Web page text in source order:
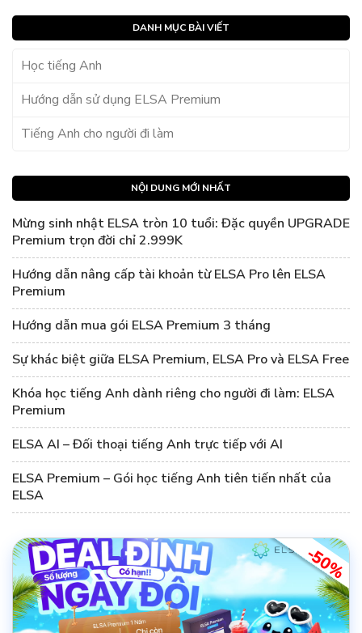
DANH MỤC BÀI VIẾT
Học tiếng Anh
Hướng dẫn sử dụng ELSA Premium
Tiếng Anh cho người đi làm
NỘI DUNG MỚI NHẤT
Mừng sinh nhật ELSA tròn 10 tuổi: Đặc quyền UPGRADE
Premium trọn đời chỉ 2.999K
Hướng dẫn nâng cấp tài khoản từ ELSA Pro lên ELSA
Premium
Hướng dẫn mua gói ELSA Premium 3 tháng
Sự khác biệt giữa ELSA Premium, ELSA Pro và ELSA Free
Khóa học tiếng Anh dành riêng cho người đi làm: ELSA
Premium
ELSA AI – Đối thoại tiếng Anh trực tiếp với AI
ELSA Premium – Gói học tiếng Anh tiên tiến nhất của
ELSA
-50%